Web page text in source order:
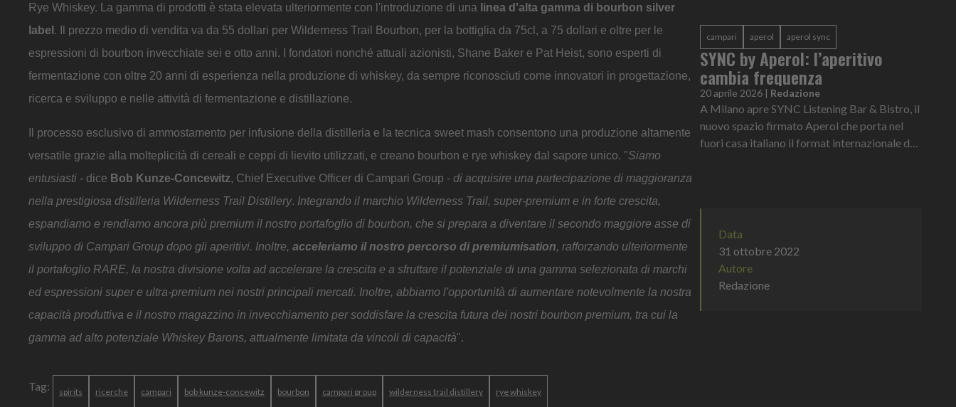
Rye Whiskey. La gamma di prodotti è stata elevata ulteriormente con l'introduzione di una linea d'alta gamma di bourbon silver
label . Il prezzo medio di vendita va da 55 dollari per Wilderness Trail Bourbon, per la bottiglia da 75cl, a 75 dollari e oltre per le
espressioni di bourbon invecchiate sei e otto anni. I fondatori nonché attuali azionisti, Shane Baker e Pat Heist, sono esperti di
fermentazione con oltre 20 anni di esperienza nella produzione di whiskey, da sempre riconosciuti come innovatori in progettazione,
ricerca e sviluppo e nelle attività di fermentazione e distillazione.
Il processo esclusivo di ammostamento per infusione della distilleria e la tecnica sweet mash consentono una produzione altamente
versatile grazie alla molteplicità di cereali e ceppi di lievito utilizzati, e creano bourbon e rye whiskey dal sapore unico. "Siamo
entusiasti - dice Bob Kunze-Concewitz, Chief Executive Officer di Campari Group - di acquisire una partecipazione di maggioranza
nella prestigiosa distilleria Wilderness Trail Distillery. Integrando il marchio Wilderness Trail, super-premium e in forte crescita,
espandiamo e rendiamo ancora più premium il nostro portafoglio di bourbon, che si prepara a diventare il secondo maggiore asse di
sviluppo di Campari Group dopo gli aperitivi. Inoltre, acceleriamo il nostro percorso di premiumisation, rafforzando ulteriormente
il portafoglio RARE, la nostra divisione volta ad accelerare la crescita e a sfruttare il potenziale di una gamma selezionata di marchi
ed espressioni super e ultra-premium nei nostri principali mercati. Inoltre, abbiamo l'opportunità di aumentare notevolmente la nostra
capacità produttiva e il nostro magazzino in invecchiamento per soddisfare la crescita futura dei nostri bourbon premium, tra cui la
gamma ad alto potenziale Whiskey Barons, attualmente limitata da vincoli di capacità".
Tag: spirits ricerche campari bob kunze-concewitz bourbon campari group wilderness trail distillery rye whiskey
dell’identità di Milano
campari aperol aperol sync
SYNC by Aperol: l’aperitivo
cambia frequenza
20 aprile 2026 | Redazione
A Milano apre SYNC Listening Bar & Bistro, il
nuovo spazio firmato Aperol che porta nel
fuori casa italiano il format internazionale dei
cena e ridefinisce il ruolo dell’aperitivo come
rito culturale
Data
31 ottobre 2022
Autore
Redazione